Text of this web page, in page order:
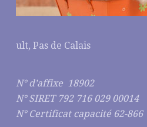
ult, Pas de Calais
N° d’affixe 18902
N° SIRET 792 716 029 00014
N° Certificat capacité 62-866